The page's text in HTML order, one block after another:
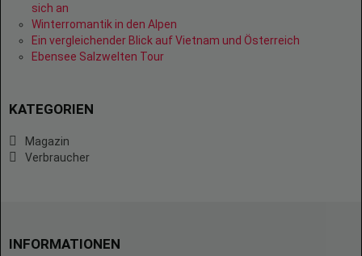
sich an
Winterromantik in den Alpen
Ein vergleichender Blick auf Vietnam und Österreich
Ebensee Salzwelten Tour
KATEGORIEN
Magazin
Verbraucher
INFORMATIONEN